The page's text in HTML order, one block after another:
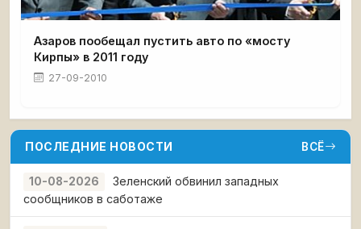
Азаров пообещал пустить авто по «мосту
Кирпы» в 2011 году
27-09-2010
ПОСЛЕДНИЕ НОВОСТИ ВСЁ
10-08-2026
Зеленский обвинил западных
сообщников в саботаже